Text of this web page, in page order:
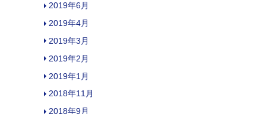
2019年6月
2019年4月
2019年3月
2019年2月
2019年1月
2018年11月
2018年9月